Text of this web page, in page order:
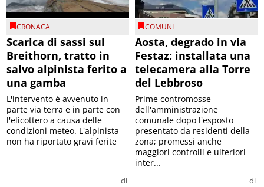
CRONACA
Scarica di sassi sul
Breithorn, tratto in
salvo alpinista ferito a
una gamba
di
L'intervento è avvenuto in
parte via terra e in parte con
l'elicottero a causa delle
condizioni meteo. L'alpinista
non ha riportato gravi ferite
COMUNI
Aosta, degrado in via
Festaz: installata una
telecamera alla Torre
del Lebbroso
di
Prime contromosse
dell'amministrazione
comunale dopo l'esposto
presentato da residenti della
zona; promessi anche
maggiori controlli e ulteriori
inter...